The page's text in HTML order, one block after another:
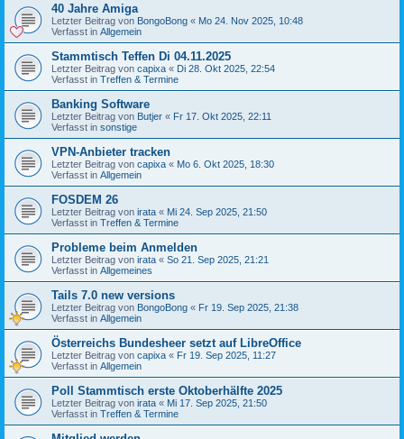
40 Jahre Amiga
Letzter Beitrag von BongoBong « Mo 24. Nov 2025, 10:48
Verfasst in Allgemein
Stammtisch Teffen Di 04.11.2025
Letzter Beitrag von capixa « Di 28. Okt 2025, 22:54
Verfasst in Treffen & Termine
Banking Software
Letzter Beitrag von Butjer « Fr 17. Okt 2025, 22:11
Verfasst in sonstige
VPN-Anbieter tracken
Letzter Beitrag von capixa « Mo 6. Okt 2025, 18:30
Verfasst in Allgemein
FOSDEM 26
Letzter Beitrag von irata « Mi 24. Sep 2025, 21:50
Verfasst in Treffen & Termine
Probleme beim Anmelden
Letzter Beitrag von irata « So 21. Sep 2025, 21:21
Verfasst in Allgemeines
Tails 7.0 new versions
Letzter Beitrag von BongoBong « Fr 19. Sep 2025, 21:38
Verfasst in Allgemein
Österreichs Bundesheer setzt auf LibreOffice
Letzter Beitrag von capixa « Fr 19. Sep 2025, 11:27
Verfasst in Allgemein
Poll Stammtisch erste Oktoberhälfte 2025
Letzter Beitrag von irata « Mi 17. Sep 2025, 21:50
Verfasst in Treffen & Termine